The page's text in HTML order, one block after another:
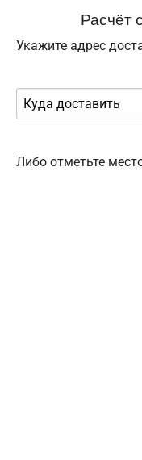
Расчёт
Укажите адрес
Либо отметьте